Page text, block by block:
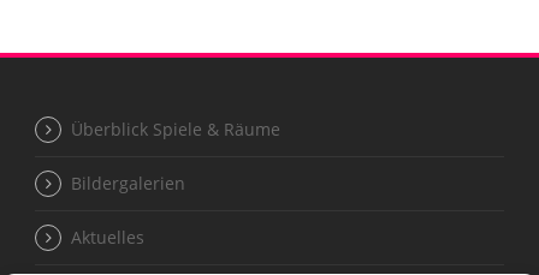
Überblick Spiele & Räume
Bildergalerien
Aktuelles